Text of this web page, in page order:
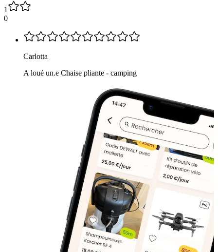
1
0
Carlotta
A loué un.e Chaise pliante - camping